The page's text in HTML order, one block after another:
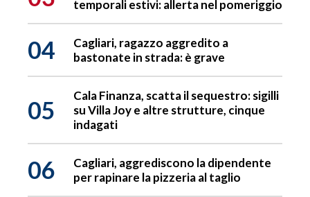
temporali estivi: allerta nel pomeriggio
04
Cagliari, ragazzo aggredito a
bastonate in strada: è grave
05
Cala Finanza, scatta il sequestro: sigilli
su Villa Joy e altre strutture, cinque
indagati
06
Cagliari, aggrediscono la dipendente
per rapinare la pizzeria al taglio